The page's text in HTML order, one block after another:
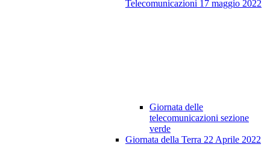
Telecomunicazioni 17 maggio 2022
Giornata delle
telecomunicazioni sezione
verde
Giornata della Terra 22 Aprile 2022